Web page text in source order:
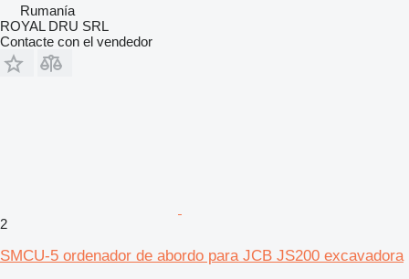
Rumanía
ROYAL DRU SRL
Contacte con el vendedor
2
SMCU-5 ordenador de abordo para JCB JS200 excavadora